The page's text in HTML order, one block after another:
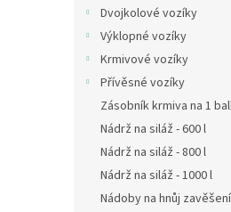
Dvojkolové vozíky
Výklopné vozíky
Krmivové vozíky
Přívěsné vozíky
Zásobník krmiva na 1
Nádrž na siláž - 600 l
Nádrž na siláž - 800 l
Nádrž na siláž - 1000 l
Nádoby na hnůj